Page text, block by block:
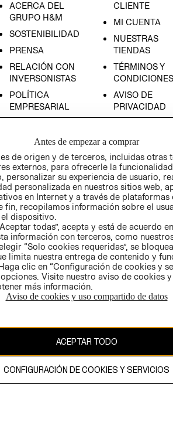
ACERCA DEL
GRUPO H&M
SOSTENIBILIDAD
PRENSA
RELACIÓN CON
INVERSONISTAS
POLÍTICA
EMPRESARIAL
CLIENTE
MI CUENTA
NUESTRAS
TIENDAS
TÉRMINOS Y
CONDICIONES
AVISO DE
PRIVACIDAD
AVISO DE
LIBRO DE
& Mauritz AB.
Antes de empezar a comprar
de origen y de terceros, incluidas otras
externos, para ofrecerle la
personalizar su experiencia de usuario,
personalizada en nuestros sitios web,
en Internet y a través de plataformas
fin, recopilamos información sobre el
dispositivo.
todas”, acepta y está de acuerdo
información con terceros, como
“Solo cookies requeridas”, se
limita nuestra entrega de contenido y
clic en “Configuración de cookies y
Visite nuestro aviso de cookies
más información.
Aviso de cookies y uso compartido de datos
ACEPTAR TODO
CONFIGURACIÓN DE COOKIES Y SERVICIOS